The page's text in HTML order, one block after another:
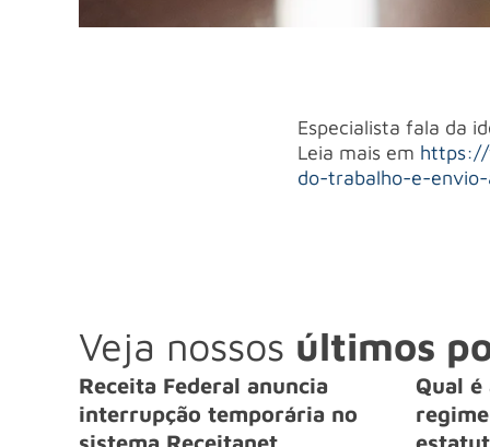
Especialista fala da
Leia mais em https://
do-trabalho-e-
Veja nossos últimos
Receita Federal anuncia
interrupção temporária no
Qual